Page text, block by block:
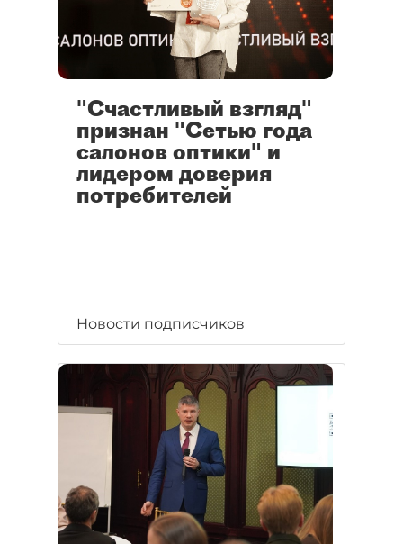
"Счастливый взгляд"
признан "Сетью года
салонов оптики" и
лидером доверия
потребителей
Новости подписчиков